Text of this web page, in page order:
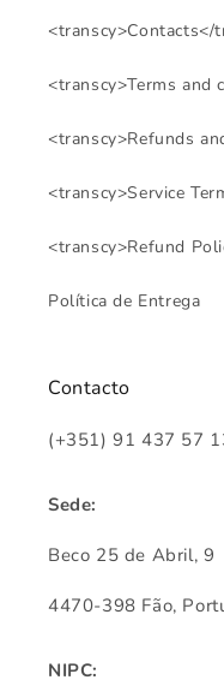
<transcy>Contacts</
<transcy>Terms and
<transcy>Refunds
<transcy>Service
<transcy>Refund
Política de Entrega
Contacto
(+351) 91 437 57
Sede:
Beco 25 de Abril, 9
4470-398 Fão,
NIPC: